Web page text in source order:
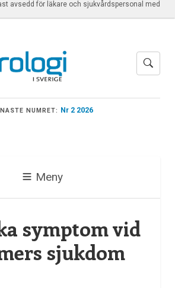
avsedd för läkare och sjukvårdspersonal med
NUMRET: Nr 2 2026
Meny
symptom vid
sjukdom